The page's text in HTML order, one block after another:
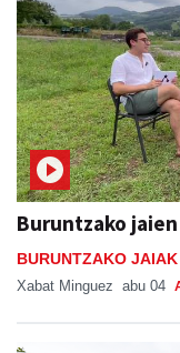
Buruntzako
BURUNTZAKO
Xabat Minguez abu 04